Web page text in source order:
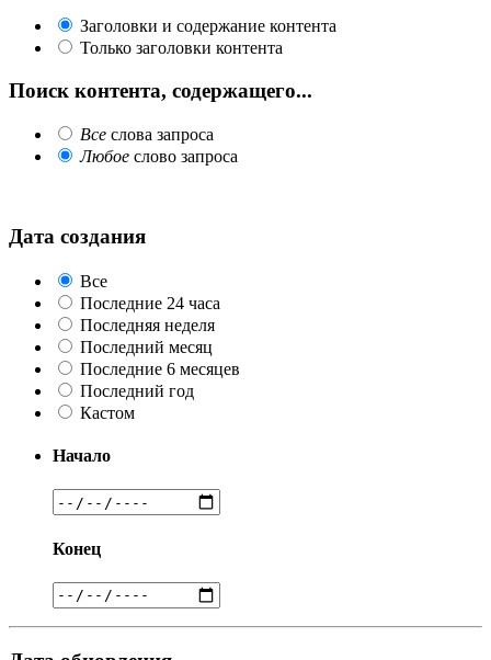
Заголовки и содержание контента
Только заголовки контента
Поиск контента, содержащего...
Все слова запроса
Любое слово запроса
Дата создания
Все
Последние 24 часа
Последняя неделя
Последний месяц
Последние 6 месяцев
Последний год
Кастом
Начало
Конец